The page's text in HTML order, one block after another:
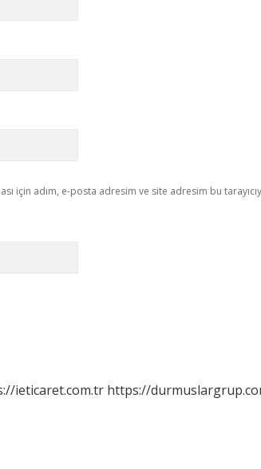
için adım, e-posta adresim ve site adresim bu
ieticaret.com.tr https://